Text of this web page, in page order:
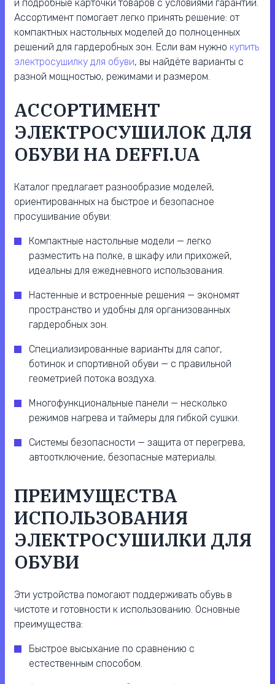
и подробные карточки товаров с условиями гарантии.
Ассортимент помогает легко принять решение: от
компактных настольных моделей до полноценных
решений для гардеробных зон. Если вам нужно купить
электросушилку для обуви, вы найдёте варианты с
разной мощностью, режимами и размером.
АССОРТИМЕНТ
ЭЛЕКТРОСУШИЛОК ДЛЯ
ОБУВИ НА DEFFI.UA
Каталог предлагает разнообразие моделей,
ориентированных на быстрое и безопасное
просушивание обуви:
Компактные настольные модели — легко
разместить на полке, в шкафу или прихожей,
идеальны для ежедневного использования.
Настенные и встроенные решения — экономят
пространство и удобны для организованных
гардеробных зон.
Специализированные варианты для сапог,
ботинок и спортивной обуви — с правильной
геометрией потока воздуха.
Многофункциональные панели — несколько
режимов нагрева и таймеры для гибкой сушки.
Системы безопасности — защита от перегрева,
автоотключение, безопасные материалы.
ПРЕИМУЩЕСТВА
ИСПОЛЬЗОВАНИЯ
ЭЛЕКТРОСУШИЛКИ ДЛЯ
ОБУВИ
Эти устройства помогают поддерживать обувь в
чистоте и готовности к использованию. Основные
преимущества:
Быстрое высыхание по сравнению с
естественным способом.